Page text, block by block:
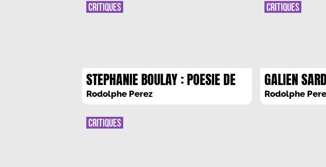
STEPHANIE BOULAY : POESIE DE
L’EMOI
Rodolphe Perez
CRITIQUES
GALIEN
CINEMA
Rodolphe
CRITIQUES
CRITIQUES